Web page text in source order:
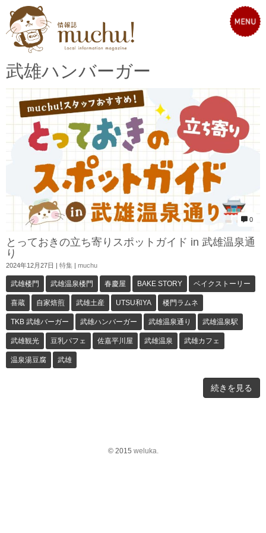
武雄ハンバーガー
0
とっておきの立ち寄りスポットガイド in 武雄温泉通
り
2024年12月27日 特集 muchu
武雄楼門 武雄温泉楼門 春慶屋 BAKE STORY ベイクストーリー
喜蔵 自家焙煎 武雄土産 UTSU和YA 楼門ラムネ
TKB 武雄バーガー 武雄ハンバーガー 武雄温泉通り 武雄温泉駅
武雄観光 豆乳パフェ 佐嘉平川屋 武雄温泉 武雄カフェ
温泉湯豆腐 武雄
続きを見る
© 2015 weluka.